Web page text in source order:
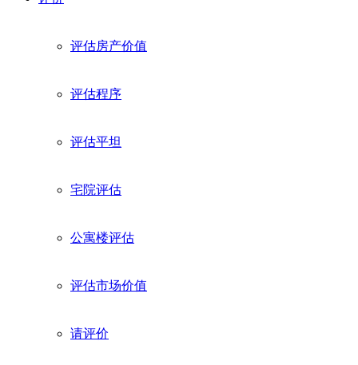
评估房产价值
评估程序
评估平坦
宅院评估
公寓楼评估
评估市场价值
请评价